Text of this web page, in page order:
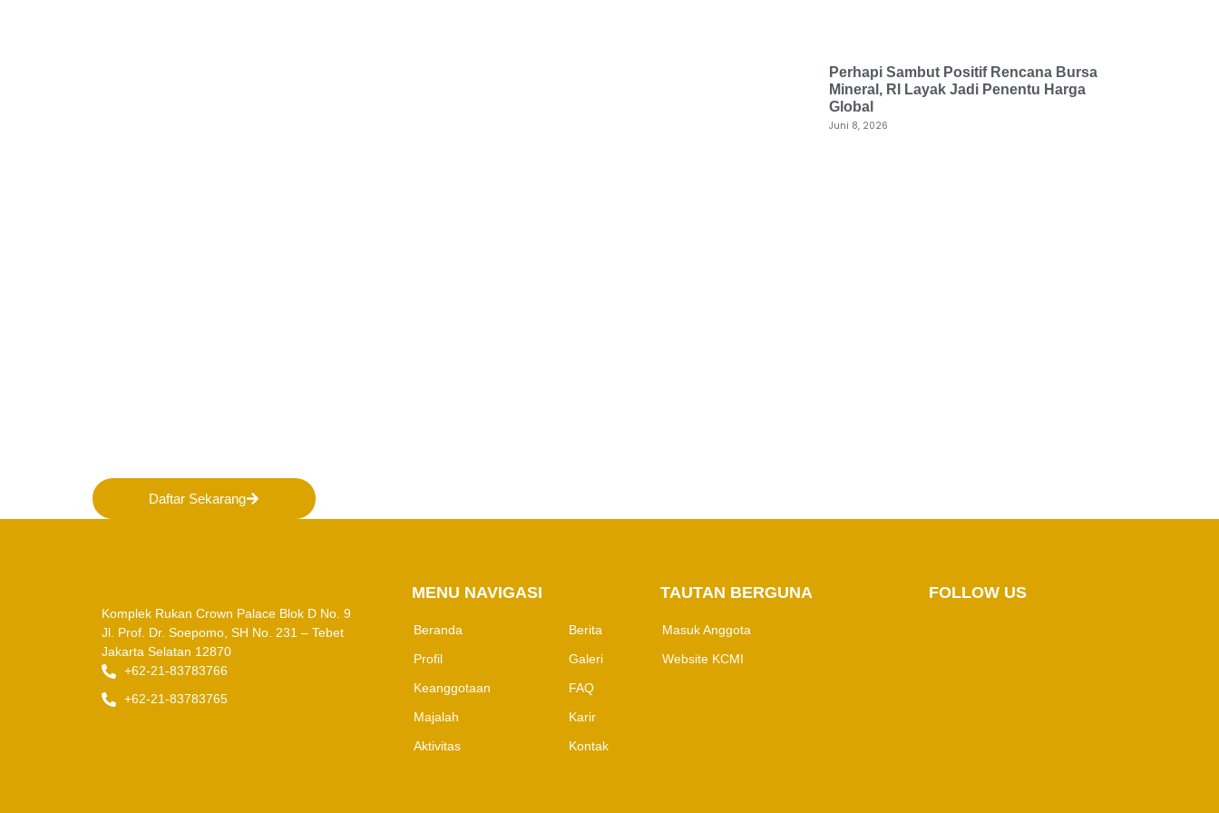
Perhapi Sambut Positif Rencana Bursa
Mineral, RI Layak Jadi Penentu Harga
Global
Juni 8, 2026
Daftar Sekarang
Komplek Rukan Crown Palace Blok D No. 9
Jl. Prof. Dr. Soepomo, SH No. 231 – Tebet
Jakarta Selatan 12870
+62-21-83783766
+62-21-83783765
MENU NAVIGASI
Beranda
Profil
Keanggotaan
Majalah
Aktivitas
Berita
Galeri
FAQ
Karir
Kontak
TAUTAN BERGUNA
Masuk Anggota
Website KCMI
FOLLOW US